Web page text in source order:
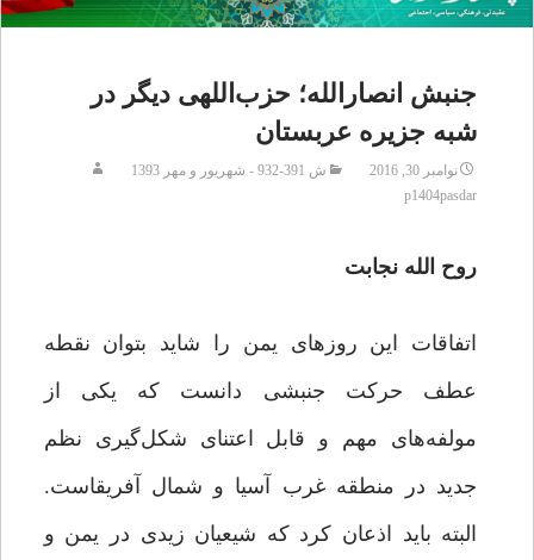
جنبش انصارالله؛ حزب‌اللهی دیگر در
شبه جزیره عربستان
نوامبر 30, 2016
ش 391-932 - شهریور و مهر 1393
p1404pasdar
روح الله نجابت
اتفاقات این روزهای یمن را شاید بتوان نقطه
عطف حرکت جنبشی دانست که یکی از
مولفه‌های مهم و قابل اعتنای شکل‌گیری نظم
جدید در منطقه‌ غرب آسیا و شمال آفریقاست.
البته باید اذعان کرد که شیعیان زیدی در یمن و